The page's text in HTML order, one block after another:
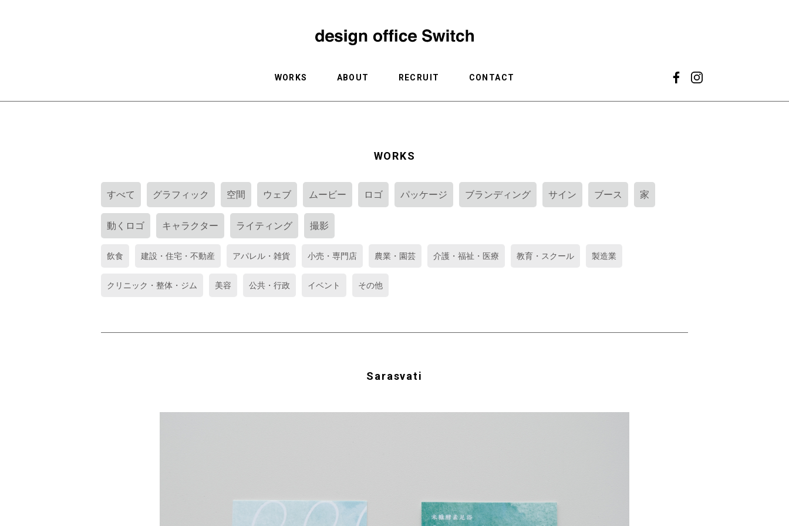
WORKS ABOUT RECRUIT CONTACT
WORKS
すべて グラフィック 空間 ウェブ ムービー ロゴ パッケージ ブランディング サイン ブース 家
動くロゴ キャラクター ライティング 撮影
飲食 建設・住宅・不動産 アパレル・雑貨 小売・専門店 農業・園芸 介護・福祉・医療 教育・スクール 製造業
クリニック・整体・ジム 美容 公共・行政 イベント その他
Sarasvati